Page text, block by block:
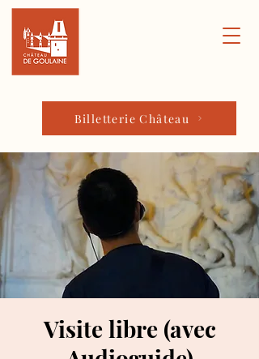
Billetterie Château
Visite libre (avec